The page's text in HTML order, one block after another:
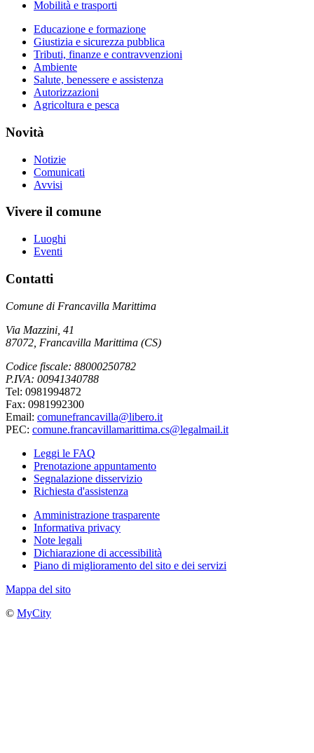
Mobilità e trasporti
Educazione e formazione
Giustizia e sicurezza pubblica
Tributi, finanze e contravvenzioni
Ambiente
Salute, benessere e assistenza
Autorizzazioni
Agricoltura e pesca
Novità
Notizie
Comunicati
Avvisi
Vivere il comune
Luoghi
Eventi
Contatti
Comune di Francavilla Marittima
Via Mazzini, 41
87072, Francavilla Marittima (CS)
Codice fiscale: 88000250782
P.IVA: 00941340788
Tel: 0981994872
Fax: 0981992300
Email: comunefrancavilla@libero.it
PEC: comune.francavillamarittima.cs@legalmail.it
Leggi le FAQ
Prenotazione appuntamento
Segnalazione disservizio
Richiesta d'assistenza
Amministrazione trasparente
Informativa privacy
Note legali
Dichiarazione di accessibilità
Piano di miglioramento del sito e dei servizi
Mappa del sito
© MyCity